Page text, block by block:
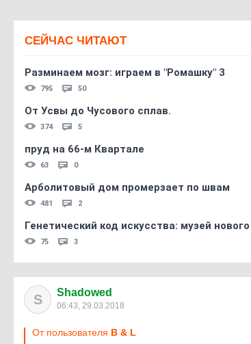
СЕЙЧАС ЧИТАЮТ
Разминаем мозг: играем в "Ромашку" 3
795 50
От Усвы до Чусового сплав.
374 5
пруд на 66-м Квартале
63 0
Арболитовый дом промерзает по швам
481 2
Генетический код искусства: музей
75 3
S Shadowed
06:43, 29.03.2018
От пользователя B & L